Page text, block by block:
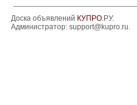
Доска объявлений КУПРО.РУ.
Администратор: support@kupro.ru.